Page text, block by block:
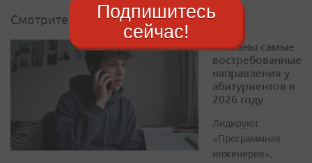
Смотрите также
Названы самые
востребованные
направления у
абитуриентов в
2026 году
Лидируют
«Программная
инженерия»,
Подпишитесь
сейчас!